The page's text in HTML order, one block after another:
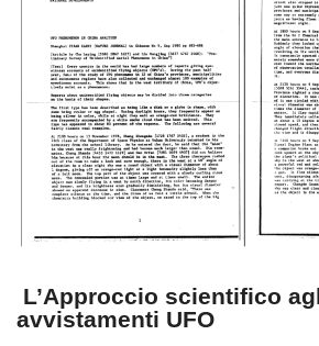
L’Approccio scientifico
avvistamenti UFO